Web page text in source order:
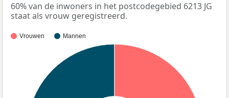
60% van de inwoners in het postcodegebied 6213 JG
staat als vrouw geregistreerd.
Vrouwen Mannen